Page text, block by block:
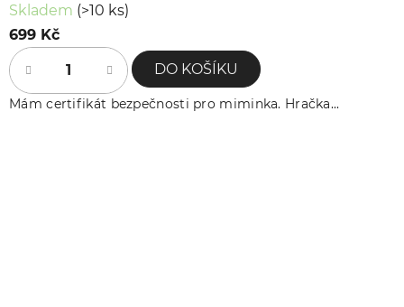
Skladem (>10 ks)
699 Kč
DO KOŠÍKU
Mám certifikát bezpečnosti pro miminka. Hračka...